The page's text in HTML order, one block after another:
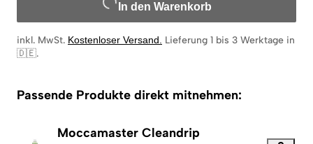
In den Warenkorb
inkl. MwSt. Kostenloser Versand. Lieferung 1 bis 3 Werktage in
🇩🇪.
Passende Produkte direkt mitnehmen:
Moccamaster Cleandrip